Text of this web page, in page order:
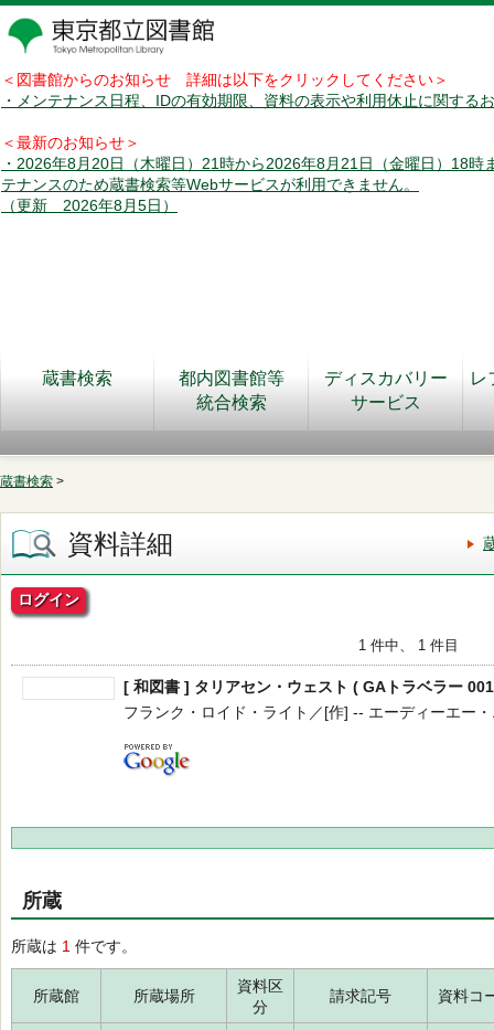
＜図書館からのお知らせ 詳細は以下をクリックしてください＞
・メンテナンス日程、IDの有効期限、資料の表示や利用休止に関する
＜最新のお知らせ＞
・2026年8月20日（木曜日）21時から2026年8月21日（金曜日）18時
テナンスのため蔵書検索等Webサービスが利用できません。
（更新 2026年8月5日）
蔵書検索
都内図書館等
統合検索
ディスカバリー
サービス
レ
蔵書検索 >
資料詳細
ログイン
1 件中、 1 件目
[ 和図書 ] タリアセン・ウェスト ( GAトラベラー
フランク・ロイド・ライト／[作] -- エーディーエー
所蔵
所蔵は 1 件です。
所蔵館 所蔵場所
資料区
分
請求記号 資料コ